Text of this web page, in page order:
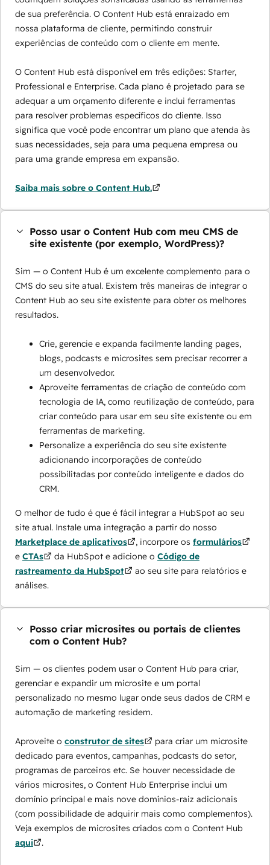
de sua preferência. O Content Hub está enraizado em
nossa plataforma de cliente, permitindo construir
experiências de conteúdo com o cliente em mente.
O Content Hub está disponível em três edições: Starter,
Professional e Enterprise. Cada plano é projetado para se
adequar a um orçamento diferente e inclui ferramentas
para resolver problemas específicos do cliente. Isso
significa que você pode encontrar um plano que atenda às
suas necessidades, seja para uma pequena empresa ou
para uma grande empresa em expansão.
Saiba mais sobre o Content Hub.
Posso usar o Content Hub com meu CMS de
site existente (por exemplo, WordPress)?
Sim — o Content Hub é um excelente complemento para o
CMS do seu site atual. Existem três maneiras de integrar o
Content Hub ao seu site existente para obter os melhores
resultados.
Crie, gerencie e expanda facilmente landing pages,
blogs, podcasts e microsites sem precisar recorrer a
um desenvolvedor.
Aproveite ferramentas de criação de conteúdo com
tecnologia de IA, como reutilização de conteúdo, para
criar conteúdo para usar em seu site existente ou em
ferramentas de marketing.
Personalize a experiência do seu site existente
adicionando incorporações de conteúdo
possibilitadas por conteúdo inteligente e dados do
CRM.
O melhor de tudo é que é fácil integrar a HubSpot ao seu
site atual. Instale uma integração a partir do nosso
Marketplace de aplicativos
, incorpore os formulários
e CTAs da HubSpot e adicione o Código de
rastreamento da HubSpot
ao seu site para relatórios e
análises.
Posso criar microsites ou portais de clientes
com o Content Hub?
Sim — os clientes podem usar o Content Hub para criar,
gerenciar e expandir um microsite e um portal
personalizado no mesmo lugar onde seus dados de CRM e
automação de marketing residem.
Aproveite o construtor de sites
para criar um microsite
dedicado para eventos, campanhas, podcasts do setor,
programas de parceiros etc. Se houver necessidade de
vários microsites, o Content Hub Enterprise inclui um
domínio principal e mais nove domínios-raiz adicionais
(com possibilidade de adquirir mais como complementos).
Veja exemplos de microsites criados com o Content Hub
aqui
.